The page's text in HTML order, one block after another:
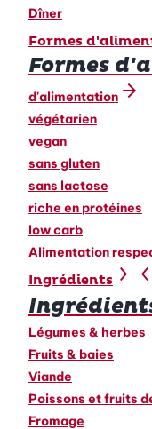
Dîner
Formes
Formes
d'alimentation
végétarien
vegan
sans gluten
sans lactose
riche en protéines
low carb
Alimentation
Ingrédients
Légumes & herbes
Fruits & baies
Viande
Poissons et fruits
Fromage